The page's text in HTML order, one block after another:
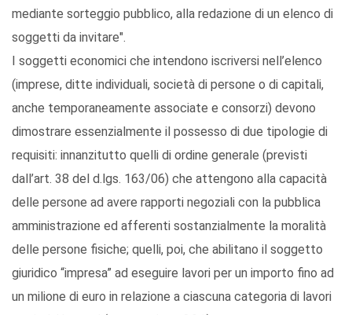
mediante sorteggio pubblico, alla redazione di un elenco di
soggetti da invitare".
I soggetti economici che intendono iscriversi nell’elenco
(imprese, ditte individuali, società di persone o di capitali,
anche temporaneamente associate e consorzi) devono
dimostrare essenzialmente il possesso di due tipologie di
requisiti: innanzitutto quelli di ordine generale (previsti
dall’art. 38 del d.lgs. 163/06) che attengono alla capacità
delle persone ad avere rapporti negoziali con la pubblica
amministrazione ed afferenti sostanzialmente la moralità
delle persone fisiche; quelli, poi, che abilitano il soggetto
giuridico “impresa” ad eseguire lavori per un importo fino ad
un milione di euro in relazione a ciascuna categoria di lavori